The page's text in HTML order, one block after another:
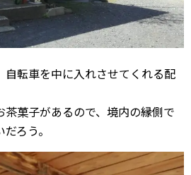
転車を中に入れさせてくれる配
茶菓子があるので、境内の縁側で
ろう。